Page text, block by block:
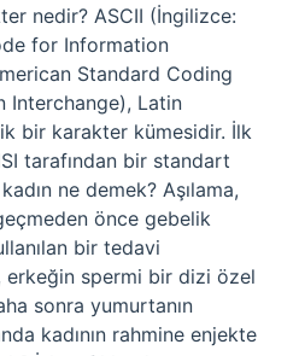
nedir? ASCII (İngilizce:
for Information
Standard Coding
Interchange), Latin
bir karakter kümesidir. İlk
tarafından bir standart
kadın ne demek? Aşılama,
önce gebelik
bir tedavi
erkeğin spermi bir dizi özel
sonra yumurtanın
kadının rahmine enjekte